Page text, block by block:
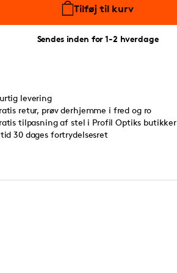
Tilføj til kurv
Sendes inden for 1-2 hverdage
levering
retur, prøv derhjemme i fred og ro
tilpasning af stel i Profil Optiks butikker
30 dages fortrydelsesret